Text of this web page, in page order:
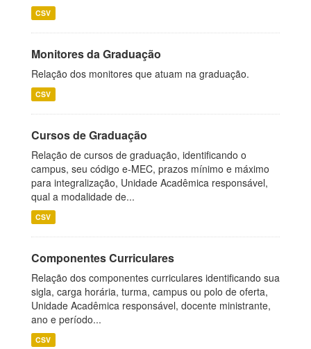
CSV
Monitores da Graduação
Relação dos monitores que atuam na graduação.
CSV
Cursos de Graduação
Relação de cursos de graduação, identificando o
campus, seu código e-MEC, prazos mínimo e máximo
para integralização, Unidade Acadêmica responsável,
qual a modalidade de...
CSV
Componentes Curriculares
Relação dos componentes curriculares identificando sua
sigla, carga horária, turma, campus ou polo de oferta,
Unidade Acadêmica responsável, docente ministrante,
ano e período...
CSV